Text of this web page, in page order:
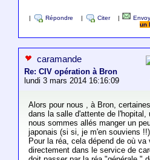
Répondre Citer
un
caramande
Re: CIV opération à Bron
lundi 3 mars 2014 16:16:09
Alors pour nous , à Bron,
dans la salle d'attente de l'hopital,
nous sommes allés manger un
japonais (si si, je m'en souviens
Pour la réa, cela dépend de où
directement dans le service de